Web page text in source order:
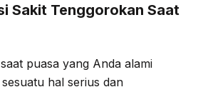
Sakit Tenggorokan Saat
puasa yang Anda alami
hal serius dan